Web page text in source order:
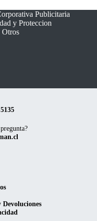
Publicitaria
y Proteccion
Otros
Devoluciones